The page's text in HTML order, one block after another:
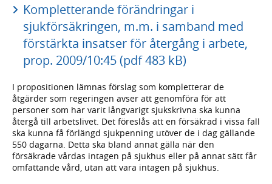
Kompletterande förändringar i
sjukförsäkringen, m.m. i samband med
förstärkta insatser för återgång i arbete,
prop. 2009/10:45 (pdf 483 kB)
I propositionen lämnas förslag som kompletterar de
åtgärder som regeringen avser att genomföra för att
personer som har varit långvarigt sjukskrivna ska kunna
återgå till arbetslivet. Det föreslås att en försäkrad i vissa fall
ska kunna få förlängd sjukpenning utöver de i dag gällande
550 dagarna. Detta ska bland annat gälla när den
försäkrade vårdas intagen på sjukhus eller på annat sätt får
omfattande vård, utan att vara intagen på sjukhus.